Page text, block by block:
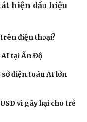
Xe máy
hiện dấu hiệu
điện thoại?
tại Ấn Độ
điện toán AI lớn
vì gây hại cho trẻ